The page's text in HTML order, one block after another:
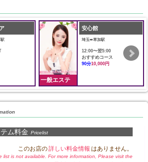
一般エステ
安心館
埼玉➠草加駅
12:00〜翌5:00
おすすめコース
90分10,000円
ム料金 Pricelist
このお店の詳しい料金情報 はありません。
list is not available. For more information, Please visit the